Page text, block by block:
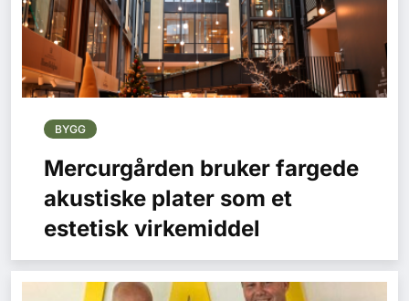
BYGG
Mercurgården bruker fargede
akustiske plater som et
estetisk virkemiddel